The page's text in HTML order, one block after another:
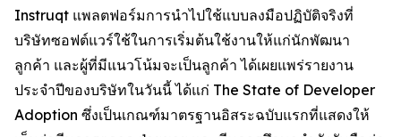
Instruqt แพลตฟอร์มการนำไปใช้แบบลงมือปฏิบัติจริงที่
บริษัทซอฟต์แวร์ใช้ในการเริ่มต้นใช้งานให้แก่นักพัฒนา
ลูกค้า และผู้ที่มีแนวโน้มจะเป็นลูกค้า ได้เผยแพร่รายงาน
ประจำปีของบริษัทในวันนี้ ได้แก่ The State of Developer
Adoption ซึ่งเป็นเกณฑ์มาตรฐานอิสระฉบับแรกที่แสดงให้